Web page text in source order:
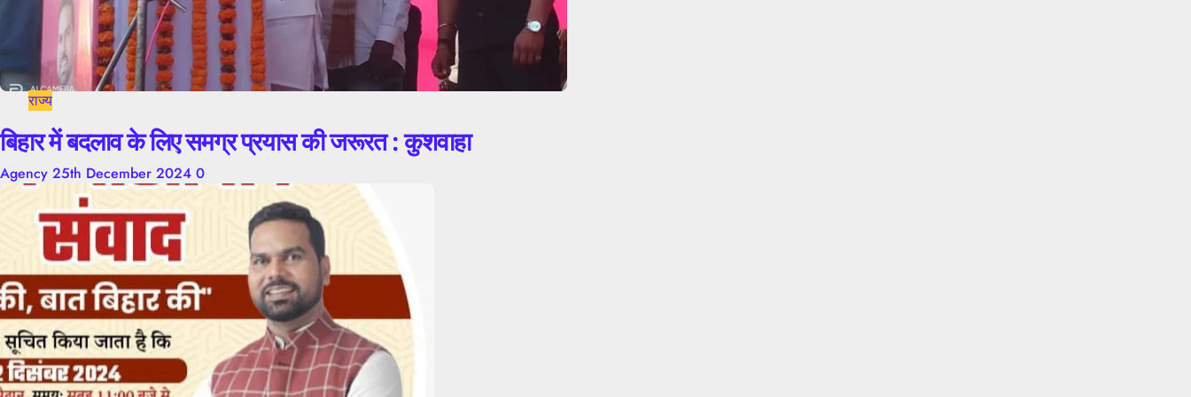
राज्य
बिहार में बदलाव के लिए समग्र प्रयास की जरूरत : कुशवाहा
Agency 25th December 2024 0